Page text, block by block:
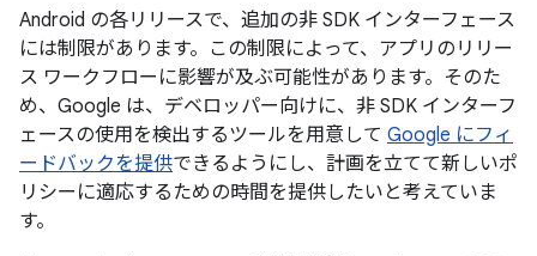
Android の各リリースで、追加の非 SDK インターフェース
には制限があります。この制限によって、アプリのリリー
ス ワークフローに影響が及ぶ可能性があります。そのた
め、Google は、デベロッパー向けに、非 SDK インターフ
ェースの使用を検出するツールを用意して Google にフィ
ードバックを提供できるようにし、計画を立てて新しいポ
リシーに適応するための時間を提供したいと考えていま
す。